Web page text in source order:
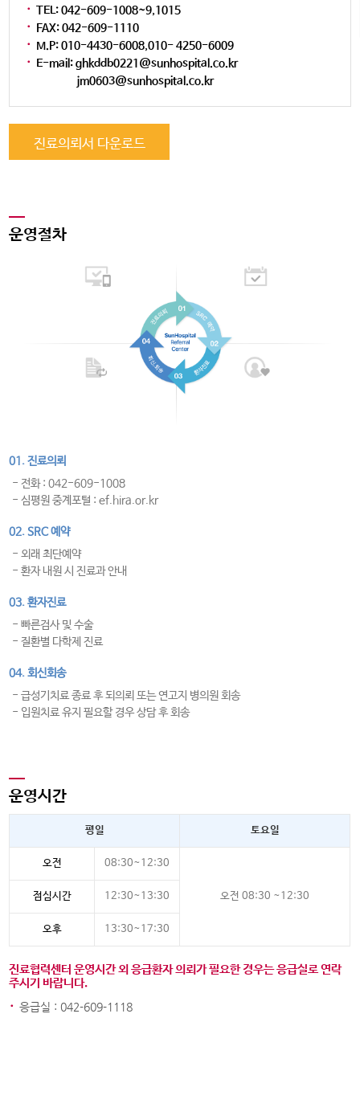
· TEL: 042-609-1008~9,1015
· FAX: 042-609-1110
· M.P: 010-4430-6008,010- 4250-6009
· E-mail: ghkddb0221@sunhospital.co.kr
jm0603@sunhospital.co.kr
진료의뢰서 다운로드
운영절차
01. 진료의뢰
- 전화 : 042-609-1008
- 심평원 중계포털 : ef.hira.or.kr
02. SRC 예약
- 외래 최단예약
- 환자 내원 시 진료과 안내
03. 환자진료
- 빠른검사 및 수술
- 질환별 다학제 진료
04. 회신회송
- 급성기치료 종료 후 되의뢰 또는 연고지 병의원 회송
- 입원치료 유지 필요할 경우 상담 후 회송
운영시간
평일 토요일
오전 08:30~12:30
오전 08:30 ~12:30
점심시간 12:30~13:30
오후 13:30~17:30
진료협력센터 운영시간 외 응급환자 의뢰가 필요한 경우는 응급실로 연락
주시기 바랍니다.
· 응급실 : 042-609-1118